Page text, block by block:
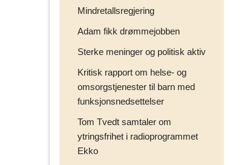
Mindretallsregjering
Adam fikk drømmejobben
Sterke meninger og politisk aktiv
Kritisk rapport om helse- og
omsorgstjenester til barn med
funksjonsnedsettelser
Tom Tvedt samtaler om
ytringsfrihet i radioprogrammet
Ekko